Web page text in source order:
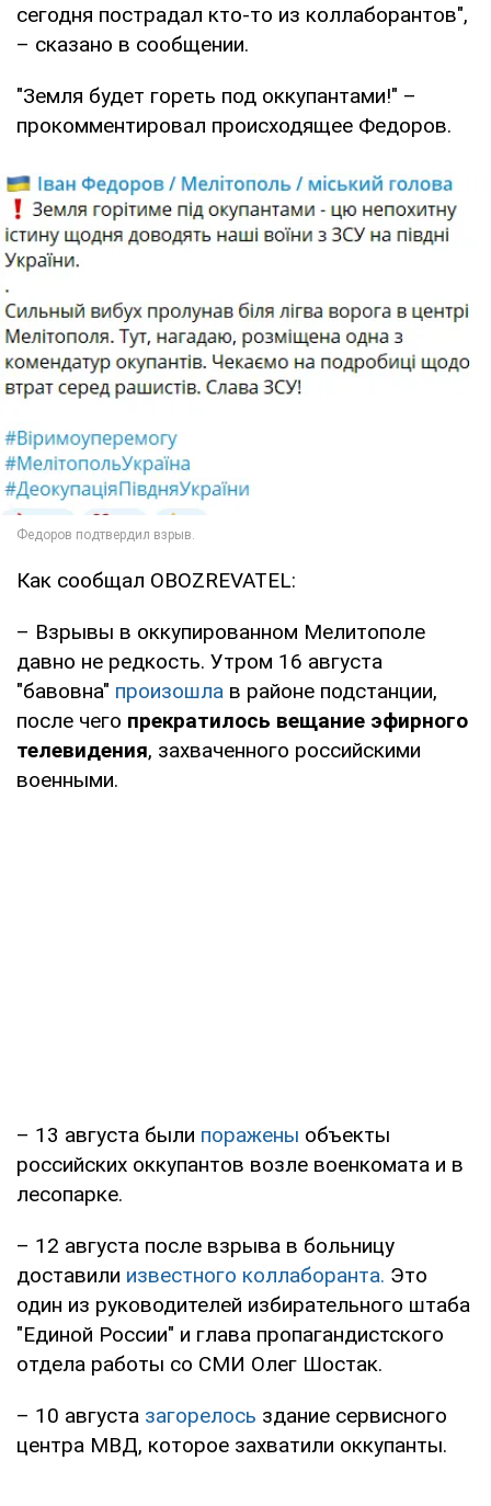
сегодня пострадал кто-то из коллаборантов",
– сказано в сообщении.
"Земля будет гореть под оккупантами!" –
прокомментировал происходящее Федоров.
Как сообщал OBOZREVATEL:
– Взрывы в оккупированном Мелитополе
давно не редкость. Утром 16 августа
"бавовна" произошла в районе подстанции,
после чего прекратилось вещание эфирного
телевидения, захваченного российскими
военными.
– 13 августа были поражены объекты
российских оккупантов возле военкомата и в
лесопарке.
– 12 августа после взрыва в больницу
доставили известного коллаборанта. Это
один из руководителей избирательного штаба
"Единой России" и глава пропагандистского
отдела работы со СМИ Олег Шостак.
– 10 августа загорелось здание сервисного
центра МВД, которое захватили оккупанты.